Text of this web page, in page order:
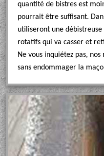
quantité de bistres est
pourrait être suffisant.
utiliseront une
rotatifs qui va casser et
Ne vous inquiétez pas,
sans endommager la